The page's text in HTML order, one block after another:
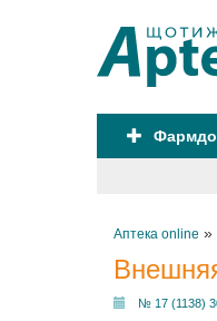
Аптека online »
№ 17 (1138)